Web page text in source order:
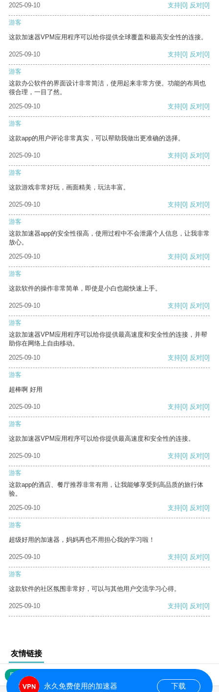
2025-09-10 支持[0] 反对[0]
游客
这款加速器VPM应用程序可以给你提供全球覆盖和最高安全性的连接。
2025-09-10 支持[0] 反对[0]
游客
这款办公软件的界面设计非常简洁，使用起来非常方便。功能的布局也
很合理，一目了然。
2025-09-10
支持[0] 反对[0]
游客
这款app的用户评论非常真实，可以帮助我做出更准确的选择。
2025-09-10 支持[0] 反对[0]
游客
这款游戏非常好玩，画面精美，玩法丰富。
2025-09-10 支持[0] 反对[0]
游客
这款加速器app的安全性很高，使用过程中不会泄露个人信息，让我非常
放心。
2025-09-10
支持[0] 反对[0]
游客
这款软件的操作非常简单，即使是小白也能快速上手。
2025-09-10 支持[0] 反对[0]
游客
这款加速器VPM应用程序可以给你提供最高速度和安全性的连接，并帮
助你在网络上自由移动。
2025-09-10
支持[0] 反对[0]
游客
超棒啊 好用
2025-09-10 支持[0] 反对[0]
游客
这款加速器VPM应用程序可以给你提供最高速度和安全性的连接。
2025-09-10 支持[0] 反对[0]
游客
这款app的酒店、餐厅推荐非常有用，让我能够享受到高品质的旅行体
验。
2025-09-10
支持[0] 反对[0]
游客
超级好用的加速器，妈妈再也不用担心我的学习啦！
2025-09-10 支持[0] 反对[0]
游客
这款软件的社区氛围非常好，可以与其他用户交流学习心得。
2025-09-10 支持[0] 反对[0]
友情链接
网站地图
永久免费使用的加速器 下载